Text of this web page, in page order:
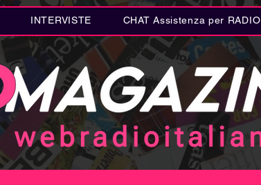
INTERVISTE CHAT Assistenza per RADIO